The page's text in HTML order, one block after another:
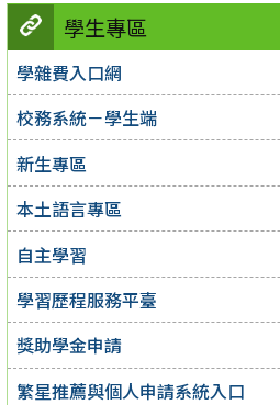
學生專區
學雜費入口網
校務系統－學生端
新生專區
本土語言專區
自主學習
學習歷程服務平臺
獎助學金申請
繁星推薦與個人申請系統入口